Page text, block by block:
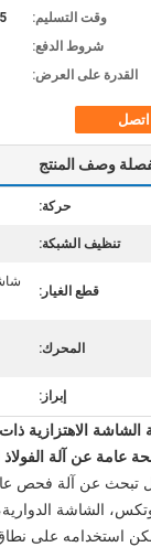
وقت التسليم:
15 ~ 35
شروط الدفع:
القدرة على العرض:
اتصل
وصف المنتج
حركة:
تنظيف الشبكة:
قطع الغيار:
المحرك:
إبراز:
الشاشة الاهتزازية
عامة عن آلة الفولاذ
تبحث عن آلة فحص
الشاشة
استخدامه على